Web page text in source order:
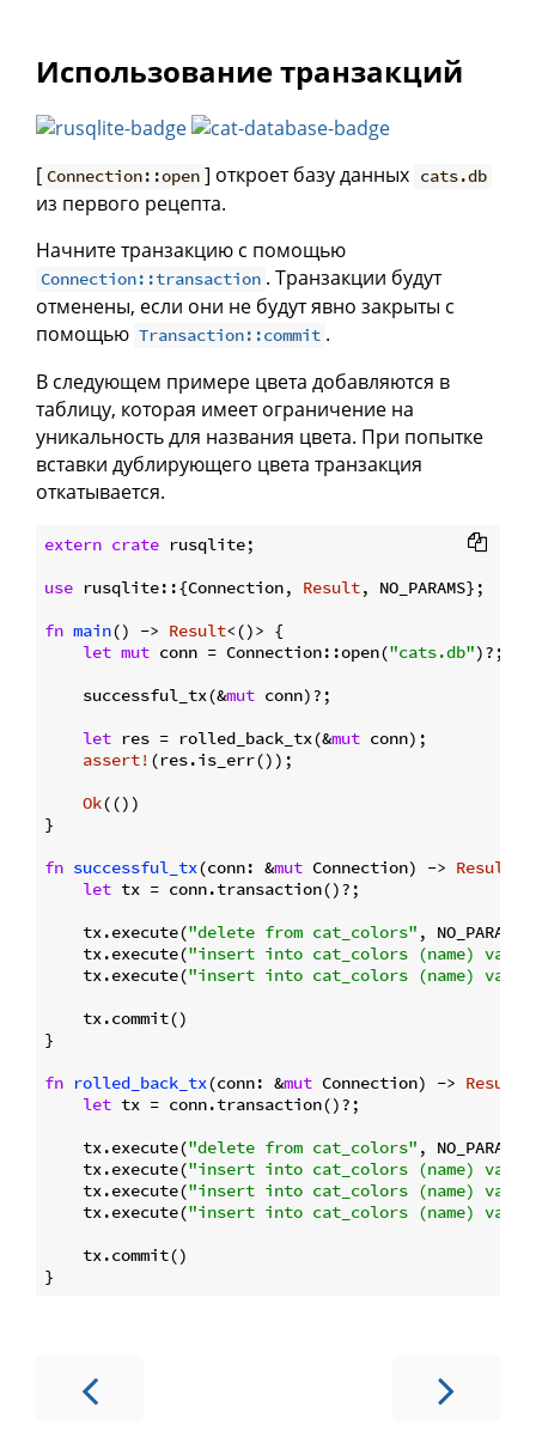
Использование транзакций
[ Connection::open ] откроет базу данных cats.db
из первого рецепта.
Начните транзакцию с помощью
Connection::transaction . Транзакции будут
отменены, если они не будут явно закрыты с
помощью Transaction::commit .
В следующем примере цвета добавляются в
таблицу, которая имеет ограничение на
уникальность для названия цвета. При попытке
вставки дублирующего цвета транзакция
откатывается.
extern crate rusqlite;
use rusqlite::{Connection, Result, NO_PARAMS};
fn main() -> Result<()> {
let mut conn = Connection::open("cats.db")?;
    successful_tx(&
mut conn)?;
let res = rolled_back_tx(&mut conn);
assert! (res.is_err());
Ok(())
}
fn successful_tx(conn: &mut Connection) -> Result
let tx = conn.transaction()?;
    tx.execute(
"delete from cat_colors" ,
    tx.execute(
"insert into cat_colors (name)
    tx.execute(
"insert into cat_colors (name)
    tx.commit()
}
fn rolled_back_tx(conn: &mut Connection) -> Result
let tx = conn.transaction()?;
    tx.execute(
"delete from cat_colors" ,
    tx.execute(
"insert into cat_colors (name)
    tx.execute(
"insert into cat_colors (name)
    tx.execute(
"insert into cat_colors (name)
    tx.commit()